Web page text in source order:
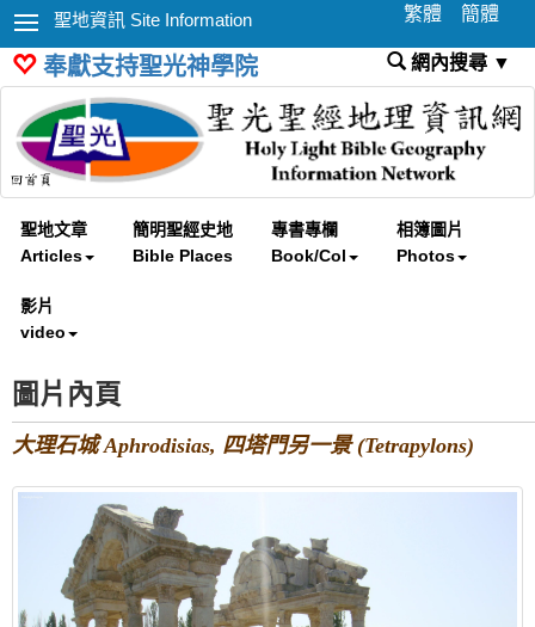
聖地資訊 Site Information 繁體 簡體
奉獻支持聖光神學院 網內搜尋 ▼
聖地文章
Articles
簡明聖經史地
Bible Places
專書專欄
Book/Col
相簿圖片
Photos
影片
video
圖片內頁
大理石城 Aphrodisias, 四塔門另一景 (Tetrapylons)